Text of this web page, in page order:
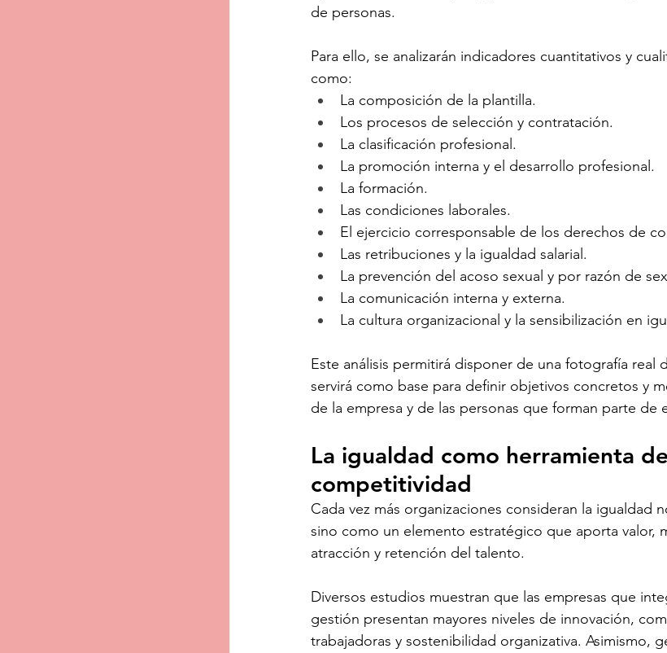
de personas.
Para ello, se analizarán indicadores cuantitativos y
como:
La composición de la plantilla.
Los procesos de selección y contratación.
La clasificación profesional.
La promoción interna y el desarrollo profesional.
La formación.
Las condiciones laborales.
El ejercicio corresponsable de los derechos de
Las retribuciones y la igualdad salarial.
La prevención del acoso sexual y por razón de
La comunicación interna y externa.
La cultura organizacional y la sensibilización en
Este análisis permitirá disponer de una fotografía real
servirá como base para definir objetivos concretos y
de la empresa y de las personas que forman parte de
La igualdad como herramienta
competitividad
Cada vez más organizaciones consideran la igualdad
sino como un elemento estratégico que aporta valor,
atracción y retención del talento.
Diversos estudios muestran que las empresas que
gestión presentan mayores niveles de innovación,
trabajadoras y sostenibilidad organizativa. Asimismo,